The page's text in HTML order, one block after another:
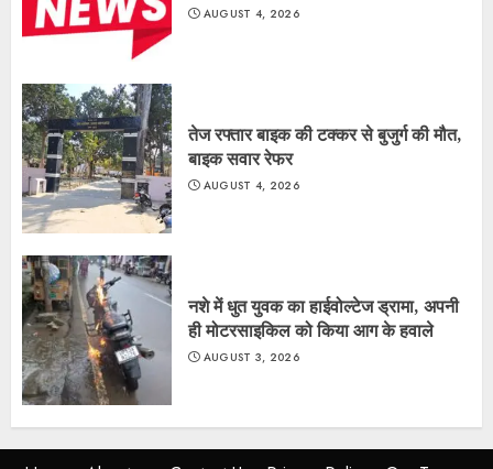
AUGUST 4, 2026
तेज रफ्तार बाइक की टक्कर से बुजुर्ग की मौत,
बाइक सवार रेफर
AUGUST 4, 2026
नशे में धुत युवक का हाईवोल्टेज ड्रामा, अपनी
ही मोटरसाइकिल को किया आग के हवाले
AUGUST 3, 2026